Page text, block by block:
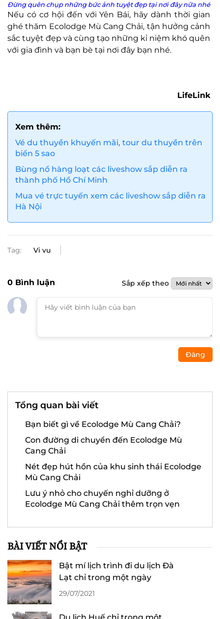
Đừng quên chụp những bức ảnh tuyệt đẹp tại nơi đây nữa nhé
Nếu có cơ hội đến với Yên Bái, hãy dành thời gian
ghé thăm Ecolodge Mù Cang Chải, tận hưởng cảnh
sắc tuyệt đẹp và cùng tạo những kỉ niệm khó quên
với gia đình và bạn bè tại nơi đây bạn nhé.
LifeLink
Xem thêm:
Vé du thuyền khuyến mãi, tour du thuyền trên
biển 5 sao
Bùng nổ hàng loạt các liveshow sắp diễn ra
thành phố Hồ Chí Minh
Mua vé trực tuyến xem các liveshow sắp diễn ra
Hà Nội
Tag: Vi vu
0 Bình luận Sắp xếp theo
Đăng
Tổng quan bài viết
Bạn biết gì về Ecolodge Mù Cang Chải?
Con đường di chuyển đến Ecolodge Mù
Cang Chải
Nét đẹp hút hồn của khu sinh thái Ecolodge
Mù Cang Chải
Lưu ý nhỏ cho chuyến nghỉ dưỡng ở
Ecolodge Mù Cang Chải thêm trọn vẹn
BÀI VIẾT NỔI BẬT
Bật mí lịch trình đi du lịch Đà
Lạt chỉ trong một ngày
29/07/2021